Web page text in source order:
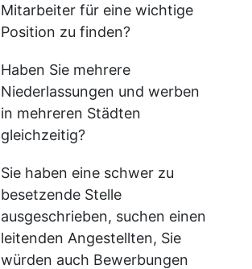
Mitarbeiter für eine wichtige
Position zu finden?
Haben Sie mehrere
Niederlassungen und werben
in mehreren Städten
gleichzeitig?
Sie haben eine schwer zu
besetzende Stelle
ausgeschrieben, suchen einen
leitenden Angestellten, Sie
würden auch Bewerbungen